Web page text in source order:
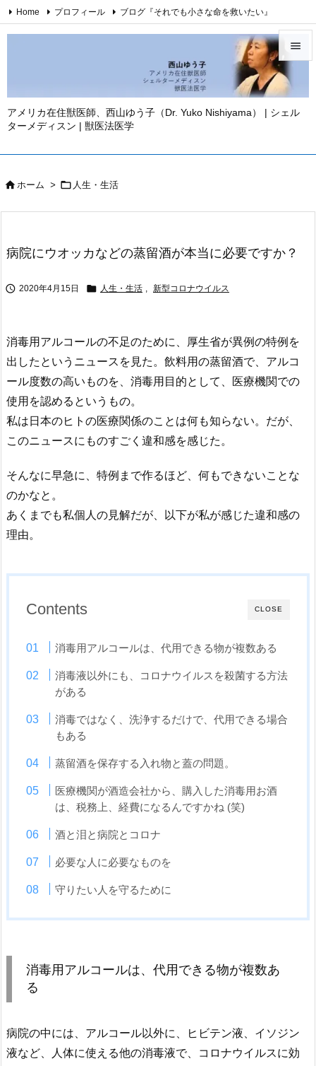
アメリカ在住獣医師、西山ゆう子（Dr. Yuko Nishiyama） | シェル
ターメディスン | 獣医法医学



Home プロフィール ブログ『それでも小さな命を救いたい』
西山ゆう子・YouTubeチャンネル 西山ゆう子・刊行著書
Facebook Instagram
ホーム >  人生・生活
病院にウオッカなどの蒸留酒が本当に必要ですか？
 2020年4月15日  人生・生活 , 新型コロナウイルス
消毒用アルコールの不足のために、厚生省が異例の特例を
出したというニュースを見た。飲料用の蒸留酒で、アルコ
ール度数の高いものを、消毒用目的として、医療機関での
使用を認めるというもの。
私は日本のヒトの医療関係のことは何も知らない。だが、
このニュースにものすごく違和感を感じた。
そんなに早急に、特例まで作るほど、何もできないことな
のかなと。
あくまでも私個人の見解だが、以下が私が感じた違和感の
理由。
CLOSE
Contents
消毒用アルコールは、代用できる物が複数ある
消毒液以外にも、コロナウイルスを殺菌する方法
がある
消毒ではなく、洗浄するだけで、代用できる場合
もある
蒸留酒を保存する入れ物と蓋の問題。
医療機関が酒造会社から、購入した消毒用お酒
は、税務上、経費になるんですかね (笑)
酒と泪と病院とコロナ
必要な人に必要なものを
守りたい人を守るために
消毒用アルコールは、代用できる物が複数あ
る
病院の中には、アルコール以外に、ヒビテン液、イソジン
液など、人体に使える他の消毒液で、コロナウイルスに効